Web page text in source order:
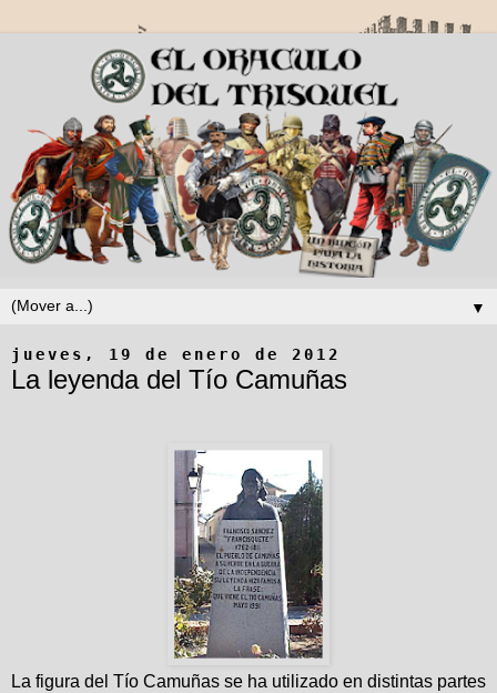
▼
jueves, 19 de enero de 2012
La leyenda del Tío Camuñas
La figura del Tío Camuñas se ha utilizado en distintas partes